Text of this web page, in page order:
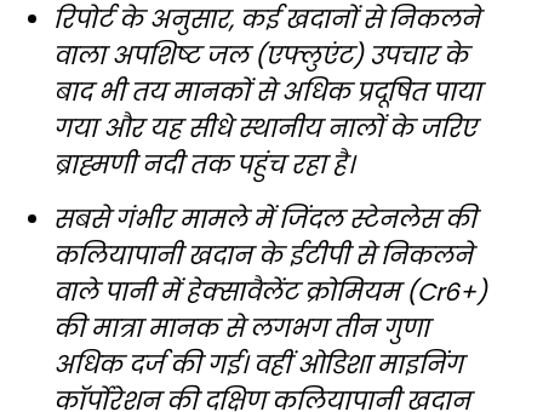
रिपोर्ट के अनुसार, कई खदानों से निकलने
वाला अपशिष्ट जल (एफ्लुएंट) उपचार के
बाद भी तय मानकों से अधिक प्रदूषित पाया
गया और यह सीधे स्थानीय नालों के जरिए
ब्राह्मणी नदी तक पहुंच रहा है।
सबसे गंभीर मामले में जिंदल स्टेनलेस की
कलियापानी खदान के ईटीपी से निकलने
वाले पानी में हेक्सावैलेंट क्रोमियम (Cr6+)
की मात्रा मानक से लगभग तीन गुणा
अधिक दर्ज की गई। वहीं ओडिशा माइनिंग
कॉर्पोरेशन की दक्षिण कलियापानी खदान